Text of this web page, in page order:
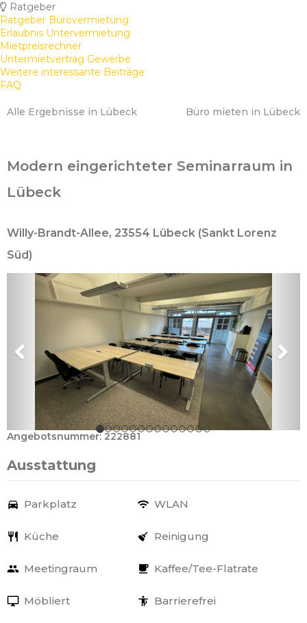
Ratgeber
Ratgeber Bürovermietung
Erlaubnis Untervermietung
Mietpreisrechner
Untermietvertrag Gewerbe
Weitere interessante Beiträge
FAQ
Alle Ergebnisse in Lübeck Büro mieten in Lübeck
Modern eingerichteter Seminarraum in
Lübeck
Willy-Brandt-Allee, 23554 Lübeck (Sankt Lorenz
Süd)
Angebotsnummer: 222881
Ausstattung
Parkplatz WLAN
Küche Reinigung
Meetingraum Kaffee/Tee-Flatrate
Möbliert Barrierefrei